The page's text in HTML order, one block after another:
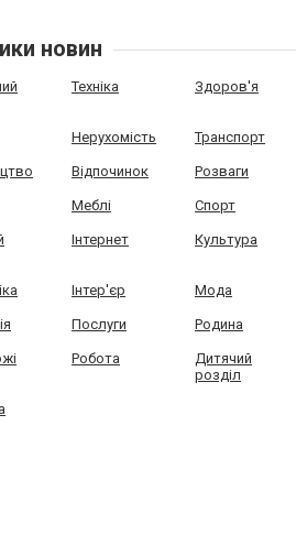
новин
Техніка Здоров'я
Нерухомість Транспорт
Відпочинок Розваги
Меблі Спорт
Інтернет Культура
Інтер'єр Мода
Послуги Родина
Робота
Дитячий
розділ